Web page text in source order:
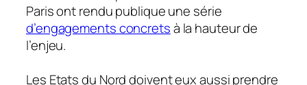
Paris ont rendu publique une série
d’engagements concretsà la hauteur de
l’enjeu.
Les Etats du Nord doivent eux aussi prendre